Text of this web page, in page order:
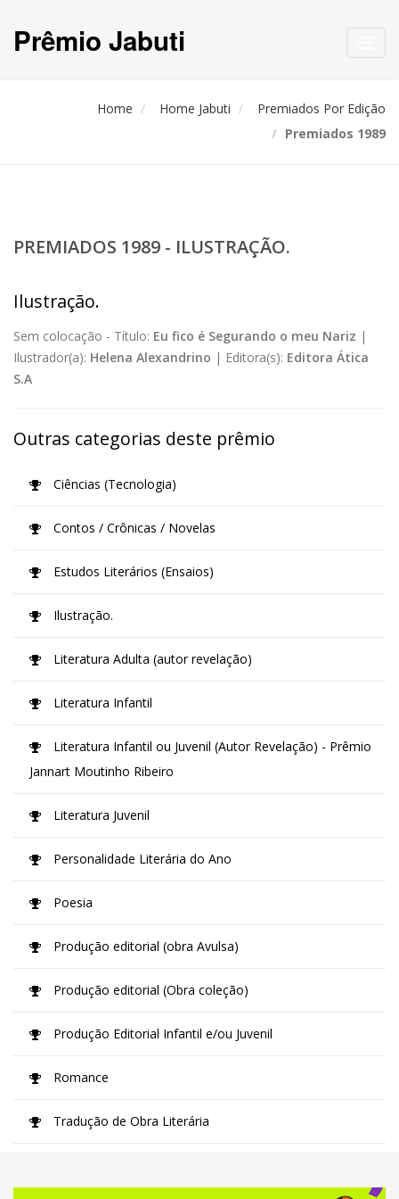
Prêmio Jabuti
Home Home Jabuti
Premiados Por Edição
Premiados 1989
PREMIADOS 1989 - ILUSTRAÇÃO.
Ilustração.
Sem colocação - Título: Eu fico é Segurando o meu Nariz |
Ilustrador(a): Helena Alexandrino | Editora(s): Editora Ática
S.A
Outras categorias deste prêmio
Ciências (Tecnologia)
Contos / Crônicas / Novelas
Estudos Literários (Ensaios)
Ilustração.
Literatura Adulta (autor revelação)
Literatura Infantil
Literatura Infantil ou Juvenil (Autor Revelação) - Prêmio
Jannart Moutinho Ribeiro
Literatura Juvenil
Personalidade Literária do Ano
Poesia
Produção editorial (obra Avulsa)
Produção editorial (Obra coleção)
Produção Editorial Infantil e/ou Juvenil
Romance
Tradução de Obra Literária